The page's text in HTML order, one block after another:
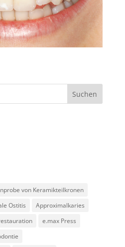
von Keramikteilkronen
Ostitis
Approximalkaries
e.max Press